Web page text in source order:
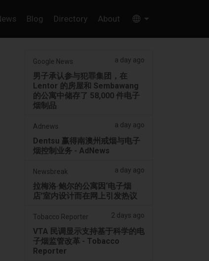
Blog Directory About
Google News a day ago
男子承认参与犯罪集团，在
Lentor 的房屋和 Sembawang
的公寓中储存了 58,000 件电子
烟制品
Adnews a day ago
Dentsu 赢得南澳州戒烟与电子
烟控制业务 - AdNews
Newsbreak a day ago
拉梅洛·鲍尔的公寓因‘电子烟
店’室内设计而在网上引发热议
Tobacco Reporter 2 days ago
VTA 民调显示支持基于科学的电
子烟监管改革 - Tobacco
Reporter